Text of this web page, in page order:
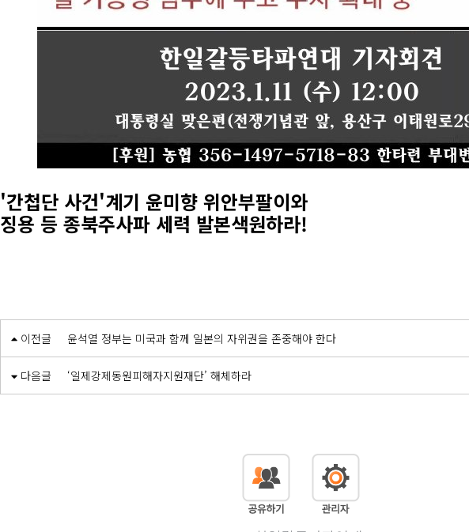
'간첩단 사건'계기 윤미향 위안부팔이와
징용 등 종북주사파 세력 발본색원하라!
이전글 윤석열 정부는 미국과 함께 일본의 자위권을 존중해야 한다
다음글 ‘일제강제동원피해자지원재단’ 해체하라